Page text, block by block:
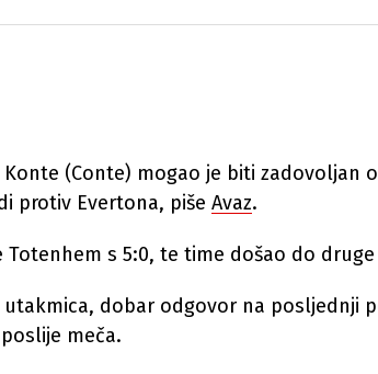
(Conte) mogao je biti zadovoljan
protiv Evertona, piše Avaz.
Totenhem s 5:0, te time došao do
utakmica, dobar odgovor na posljednji
meča.